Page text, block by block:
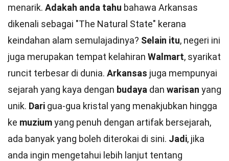
menarik. Adakah anda tahu bahawa Arkansas
dikenali sebagai "The Natural State" kerana
keindahan alam semulajadinya? Selain itu, negeri ini
juga merupakan tempat kelahiran Walmart, syarikat
runcit terbesar di dunia. Arkansas juga mempunyai
sejarah yang kaya dengan budaya dan warisan yang
unik. Dari gua-gua kristal yang menakjubkan hingga
ke muziumyang penuh dengan artifak bersejarah,
ada banyak yang boleh diterokai di sini. Jadi, jika
anda ingin mengetahui lebih lanjut tentang